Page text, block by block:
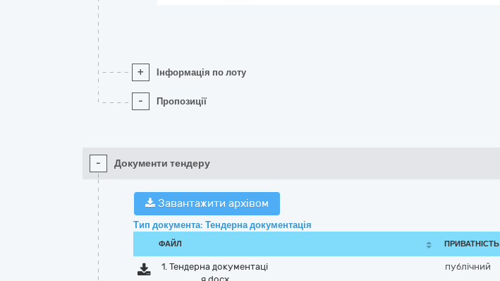
+ Інформація по лоту
- Пропозиції
- Документи тендеру
Завантажити архівом
Тип документа: Тендерна документація
ФАЙЛ ПРИВАТНІСТЬ
1. Тендерна документаці
публічний